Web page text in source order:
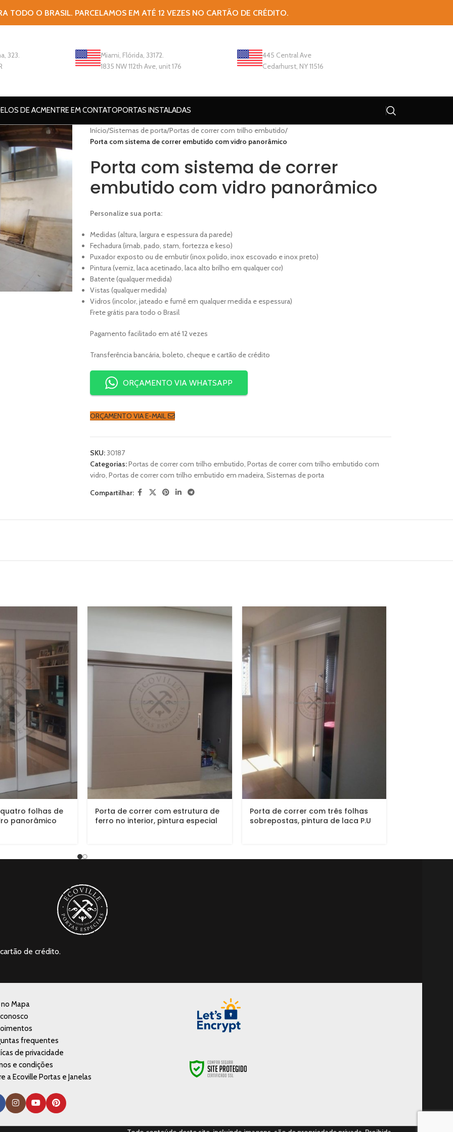
TODO O BRASIL. PARCELAMOS EM ATÉ 12 VEZES NO CARTÃO DE CRÉDITO.
323.
Miami, Flórida, 33172.
1835 NW 112th Ave, unit 176
445 Central Ave
Cedarhurst, NY 11516
DE ACMENTRE EM CONTATOPORTAS INSTALADAS
Início/Sistemas de porta/Portas de correr com trilho embutido/
Porta com sistema de correr embutido com vidro panorâmico
Porta com sistema de correr
embutido com vidro panorâmico
Personalize sua porta:
Medidas (altura, largura e espessura da parede)
Fechadura (imab, pado, stam, fortezza e keso)
Puxador exposto ou de embutir (inox polido, inox escovado e inox preto)
Pintura (verniz, laca acetinado, laca alto brilho em qualquer cor)
Batente (qualquer medida)
Vistas (qualquer medida)
Vidros (incolor, jateado e fumê em qualquer medida e espessura)
Frete grátis para todo o Brasil
Pagamento facilitado em até 12 vezes
Transferência bancária, boleto, cheque e cartão de crédito
ORÇAMENTO VIA WHATSAPP
ORÇAMENTO VIA E-MAIL
SKU:30187
Categorias:Portas de correr com trilho embutido, Portas de correr com trilho embutido com
vidro, Portas de correr com trilho embutido em madeira, Sistemas de porta
Compartilhar:
folhas de
panorâmico
Porta de correr com estrutura de
ferro no interior, pintura especial
Porta de correr com três folhas
sobrepostas, pintura de laca P.U
de crédito.
no Mapa
frequentes
de privacidade
e condições
a Ecoville Portas e Janelas